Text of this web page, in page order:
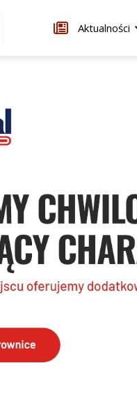
Infonowadeba.pl Aktualności